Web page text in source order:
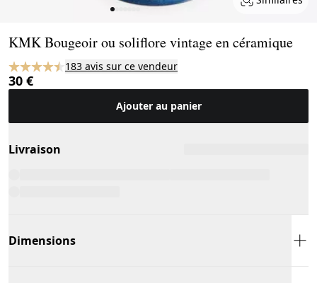
KMK Bougeoir ou soliflore vintage en céramique
183 avis sur ce vendeur
30 €
Ajouter au panier
Livraison
Dimensions